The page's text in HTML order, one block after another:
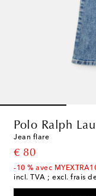
Polo Ralph
Jean flare
€ 80
original price
-10 % avec
incl. TVA ; excl. frais